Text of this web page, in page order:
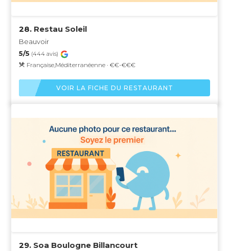
28. Restau Soleil
Beauvoir
5/5 (444 avis)
Française,Méditerranéenne · €€-€€€
VOIR LA FICHE DU RESTAURANT
29. Soa Boulogne Billancourt